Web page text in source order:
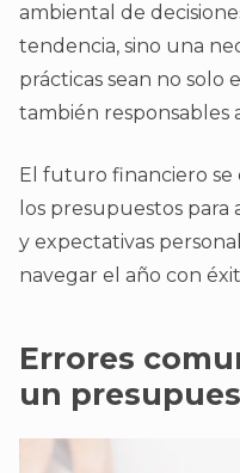
ambiental de
tendencia, sino una
prácticas sean no solo
también responsables
El futuro financiero se
los presupuestos para
y expectativas
navegar el año con
Errores
un